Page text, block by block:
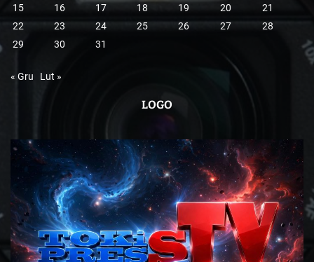
15
16 17 18 19 20
21
22
23 24 25 26 27
28
29
30 31
« Gru Lut »
LOGO